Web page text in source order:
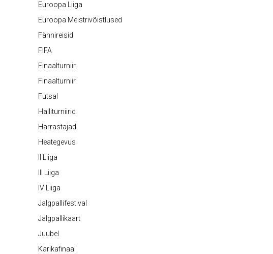
Euroopa Liiga
Euroopa Meistrivõistlused
Fännireisid
FIFA
Finaalturniir
Finaalturniir
Futsal
Halliturniirid
Harrastajad
Heategevus
II Liiga
III Liiga
IV Liiga
Jalgpallifestival
Jalgpallikaart
Juubel
Karikafinaal